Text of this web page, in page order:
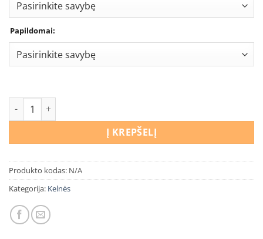
Papildomai:
produkto kiekis: Kelnės Tamsiai žalia
Į KREPŠELĮ
Produkto kodas: N/A
Kategorija: Kelnės